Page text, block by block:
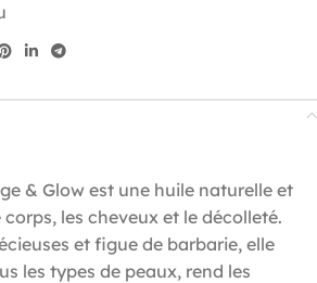
& Glow est une huile naturelle et
les cheveux et le décolleté.
et figue de barbarie, elle
les types de peaux, rend les